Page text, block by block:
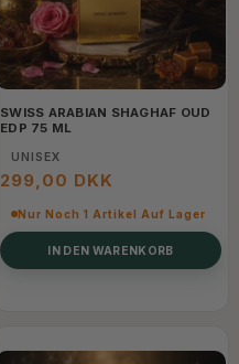
SWISS ARABIAN SHAGHAF OUD
EDP 75 ML
UNISEX
299,00 DKK
Nur Noch 1 Artikel Auf Lager
IN DEN WARENKORB